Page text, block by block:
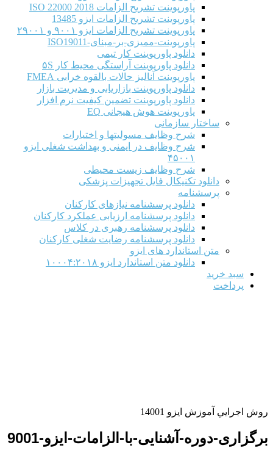
پاورپوینت تشریح الزامات ISO 22000 2018
پاورپوینت تشریح الزامات ایزو 13485
پاورپوینت تشریح الزامات ایزو ۹۰۰۱ و ۲۹۰۰۱
پاورپوینت-ممیزی-بر-مبنای-ISO19011
دانلود پاورپوینت کار تیمی
دانلود پاورپوینت آراستگی محیط کار ۵S
پاورپوینت آنالیز حالات بالقوه خرابی FMEA
دانلود پاورپوینت بازاریابی و مدیریت بازار
دانلود پاورپوینت تضمین کیفیت نرم افزار
پاورپوینت هوش هیجانی EQ
ساختار سازمانی
شرح وظايف مسوليتها و اختيارات
شرح وظایف در ایمنی و بهداشت شغلی ایزو
۴۵۰۰۱
شرح وظایف زیست محیطی
دانلود تکنیکال فایل تجهیزات پزشکی
پرسشنامه
دانلود پرسشنامه نیازهای کارکنان
دانلود پرسشنامه ارزیابی عملکرد کارکنان
دانلود پرسشنامه رهبری در کلاس
دانلود پرسشنامه رضایت شغلی کارکنان
متن استاندارد های ایزو
دانلود متن استاندارد ایزو ۱۰۰۰۴:۲۰۱۸
سبد خرید
پرداخت
روش اجرايي آموزش ایزو 14001
برگزاری-دوره-آشنایی-با-الزامات-ایزو-9001